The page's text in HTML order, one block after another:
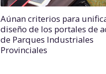
Aúnan criterios para
diseño de los portales de
de Parques Industriales
Provinciales